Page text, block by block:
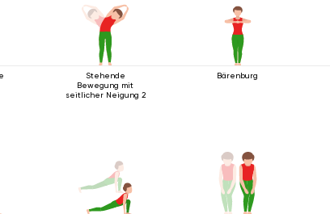
Stehende
Bewegung mit
seitlicher Neigung 2
Bärenburg